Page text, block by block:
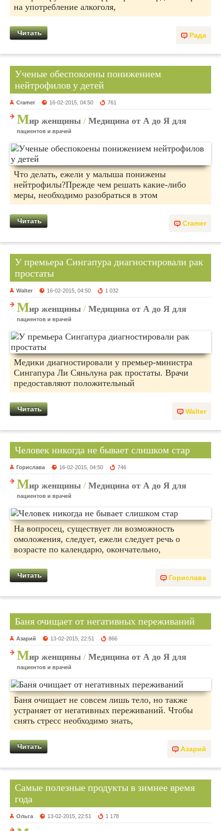
на употребление алкоголя,
Рада
Читать
Ученые обеспокоены понижением
нейтрофилов у детей
Cramer 16-02-2015, 04:50 761
Мир женщины / Медицина от А до Я для
пациентов и врачей
Что делать, ежели у малыша понижены
нейтрофилы?Прежде чем решать какие-либо
меры, необходимо разобраться в этом
Cramer
Читать
У премьера Сингапура диагностировали рак
простаты
Walter 16-02-2015, 04:50 1 032
Мир женщины / Медицина от А до Я для
пациентов и врачей
Медики диагностировали у премьер-министра
Сингапура Ли Сяньлуна рак простаты. Врачи
предоставляют положительный
Walter
Читать
Человек никогда не бывает слишком стар
Горислава 16-02-2015, 04:50 746
Мир женщины / Медицина от А до Я для
пациентов и врачей
На вопросец, существует ли возможность
омоложения, следует, ежели следует речь о
возрасте по календарю, окончательно,
Горислава
Читать
Баня очищает от негативных переживаний
Азарий 13-02-2015, 22:51 866
Мир женщины / Медицина от А до Я для
пациентов и врачей
Баня очищает не совсем лишь тело, но также
устраняет от негативных переживаний. Чтобы
снять стресс необходимо знать,
Азарий
Читать
Самые полезные продукты в зимнее время
года
Ольга 13-02-2015, 22:51 1 178